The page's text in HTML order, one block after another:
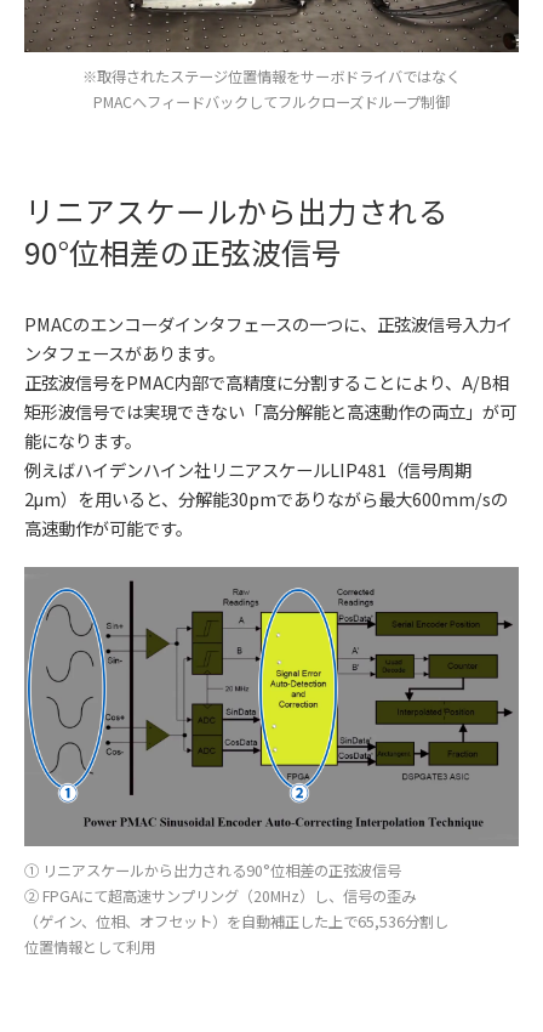
※取得されたステージ位置情報をサーボドライバではなく
PMACへフィードバックしてフルクローズドループ制御
リニアスケールから出力される
90°位相差の正弦波信号
PMACのエンコーダインタフェースの一つに、正弦波信号入力イ
ンタフェースがあります。
正弦波信号をPMAC内部で高精度に分割することにより、A/B相
矩形波信号では実現できない「高分解能と高速動作の両立」が可
能になります。
例えばハイデンハイン社リニアスケールLIP481（信号周期
2μm）を用いると、分解能30pmでありながら最大600mm/sの
高速動作が可能です。
① リニアスケールから出力される90°位相差の正弦波信号
② FPGAにて超高速サンプリング（20MHz）し、信号の歪み
（ゲイン、位相、オフセット）を自動補正した上で65,536分割し
位置情報として利用